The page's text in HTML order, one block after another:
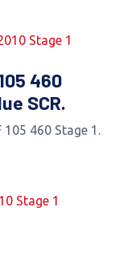
460
SCR.
460 Stage 1.
Stage 1